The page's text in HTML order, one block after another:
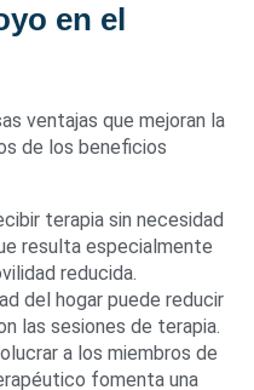
en el
ventajas que mejoran la
de los beneficios
terapia sin necesidad
resulta especialmente
reducida.
del hogar puede reducir
las sesiones de terapia.
a los miembros de
fomenta una